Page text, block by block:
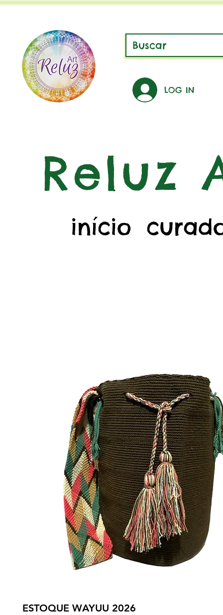
LOG IN
Reluz
início
ESTOQUE WAYUU 2026